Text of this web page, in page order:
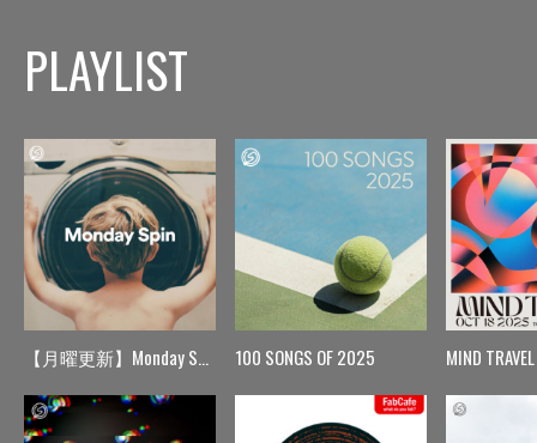
PLAYLIST
【月曜更新】Monday Spin 100 SONGS OF 2025 MIND TRAVEL